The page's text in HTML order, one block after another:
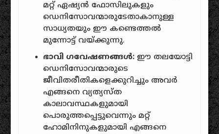
മറ്റ് ഏഷ്യൻ ഫോസിലുകളും
ഡെനിസോവന്മാരുടേതാകാനുള്ള
സാധ്യതയും ഈ കണ്ടെത്തൽ
മുന്നോട്ട് വയ്ക്കുന്നു.
ഭാവി ഗവേഷണങ്ങൾ: ഈ തലയോട്ടി
ഡെനിസോവന്മാരുടെ
ജീവിതരീതികളെക്കുറിച്ചും അവർ
എങ്ങനെ വ്യത്യസ്ത
കാലാവസ്ഥകളുമായി
പൊരുത്തപ്പെട്ടുവെന്നും മറ്റ്
ഹോമിനിനുകളുമായി എങ്ങനെ